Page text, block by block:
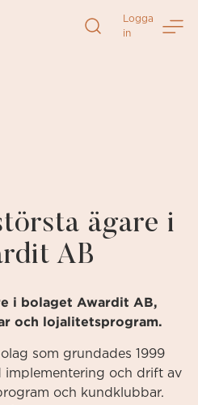
Logga
in
ägare i
AB
i bolaget Awardit AB,
och lojalitetsprogram.
som grundades 1999
implementering och drift av
och kundklubbar.